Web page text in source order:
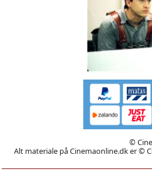
©
Alt materiale på Cinemaonline.dk er ©